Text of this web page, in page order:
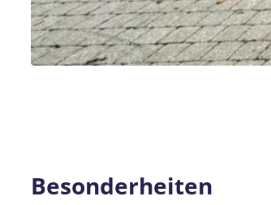
Besonderheiten